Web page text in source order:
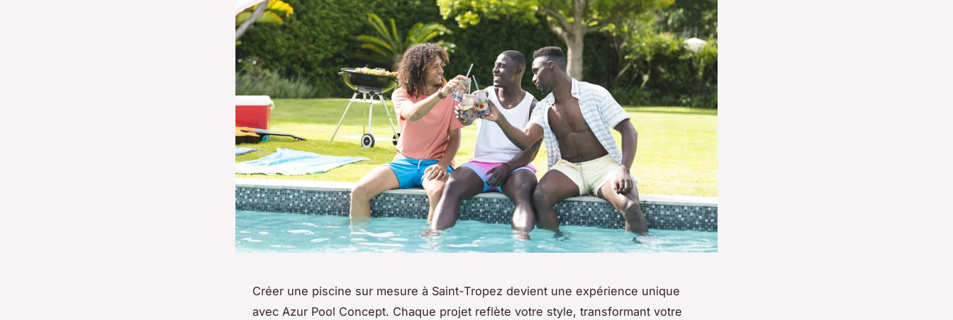
Créer une piscine sur mesure à Saint-Tropez devient une expérience unique
avec Azur Pool Concept. Chaque projet reflète votre style, transformant votre